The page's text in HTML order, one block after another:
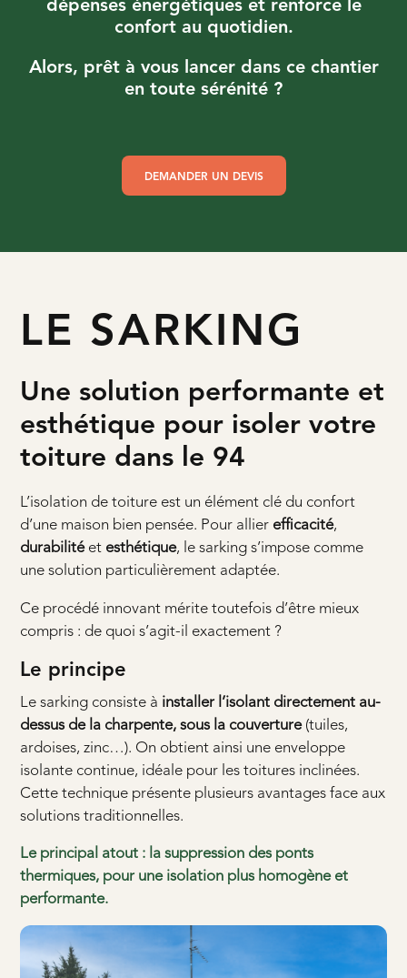
dépenses énergétiques et renforce le
confort au quotidien.
Alors, prêt à vous lancer dans ce chantier
en toute sérénité ?
DEMANDER UN DEVIS
LE SARKING
Une solution performante et
esthétique pour isoler votre
toiture dans le 94
L’isolation de toiture est un élément clé du confort
d’une maison bien pensée. Pour allier efficacité,
durabilitéet esthétique, le sarking s’impose comme
une solution particulièrement adaptée.
Ce procédé innovant mérite toutefois d’être mieux
compris : de quoi s’agit-il exactement ?
Le principe
Le sarking consiste à installer l’isolant directement au-
dessus de la charpente, sous la couverture(tuiles,
ardoises, zinc…). On obtient ainsi une enveloppe
isolante continue, idéale pour les toitures inclinées.
Cette technique présente plusieurs avantages face aux
solutions traditionnelles.
Le principal atout : la suppression des ponts
thermiques, pour une isolation plus homogène et
performante.